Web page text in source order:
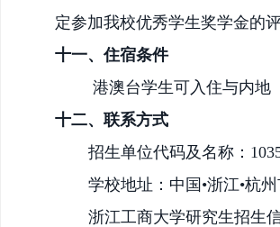
定参加我校优秀学生奖学金的评
十一、住宿条件
港澳台学生可入住与内地
十二、联系方式
招生单位代码及名称：
学校地址：中国 •浙江•杭
浙江工商大学研究生招生